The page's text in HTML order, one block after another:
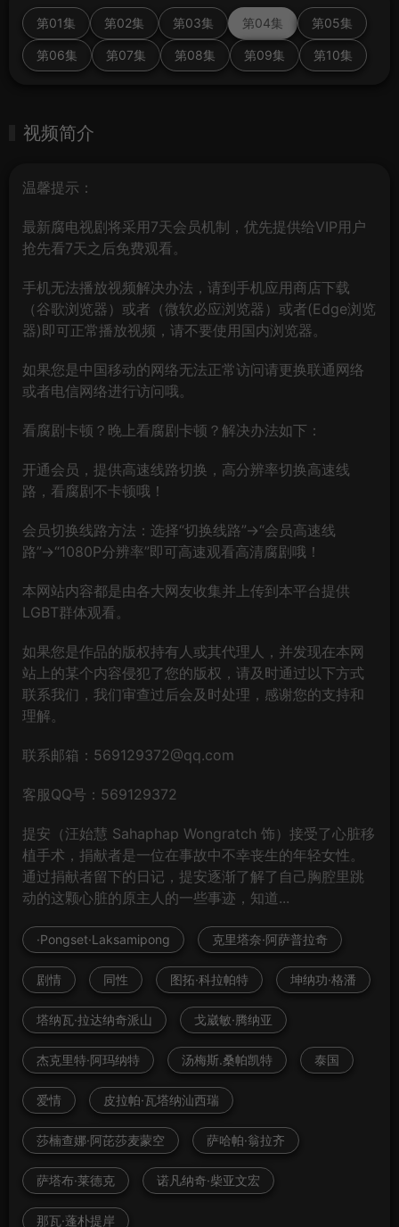
第01集 第02集 第03集 第04集 第05集
第06集 第07集 第08集 第09集 第10集
视频简介
温馨提示：
最新腐电视剧将采用7天会员机制，优先提供给VIP用户
抢先看7天之后免费观看。
手机无法播放视频解决办法，请到手机应用商店下载
（谷歌浏览器）或者（微软必应浏览器）或者(Edge浏览
器)即可正常播放视频，请不要使用国内浏览器。
如果您是中国移动的网络无法正常访问请更换联通网络
或者电信网络进行访问哦。
看腐剧卡顿？晚上看腐剧卡顿？解决办法如下：
开通会员，提供高速线路切换，高分辨率切换高速线
路，看腐剧不卡顿哦！
会员切换线路方法：选择“切换线路”→“会员高速线
路”→“1080P分辨率”即可高速观看高清腐剧哦！
本网站内容都是由各大网友收集并上传到本平台提供
LGBT群体观看。
如果您是作品的版权持有人或其代理人，并发现在本网
站上的某个内容侵犯了您的版权，请及时通过以下方式
联系我们，我们审查过后会及时处理，感谢您的支持和
理解。
联系邮箱：569129372@qq.com
客服QQ号：569129372
提安（汪始慧 Sahaphap Wongratch 饰）接受了心脏移
植手术，捐献者是一位在事故中不幸丧生的年轻女性。
通过捐献者留下的日记，提安逐渐了解了自己胸腔里跳
动的这颗心脏的原主人的一些事迹，知道...
·Pongset·Laksamipong 克里塔奈·阿萨普拉奇
剧情 同性 图拓·科拉帕特 坤纳功·格潘
塔纳瓦·拉达纳奇派山 戈崴敏·腾纳亚
杰克里特·阿玛纳特 汤梅斯.桑帕凯特 泰国
爱情 皮拉帕·瓦塔纳汕西瑞
莎楠查娜·阿芘莎麦蒙空 萨哈帕·翁拉齐
萨塔布·莱德克 诺凡纳奇·柴亚文宏
那瓦·蓬朴提岸